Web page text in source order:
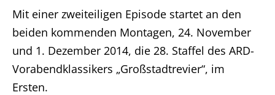
Mit einer zweiteiligen Episode startet an den
beiden kommenden Montagen, 24. November
und 1. Dezember 2014, die 28. Staffel des ARD-
Vorabendklassikers „Großstadtrevier“, im
Ersten.